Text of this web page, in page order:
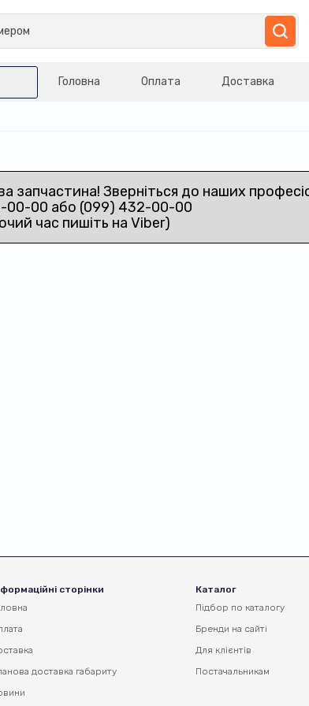
Головна Оплата Доставка
запчастина! Зверніться до наших
00-00 або (099) 432-00-00
час пишіть на Viber)
сторінки
доставка габариту
Каталог
Підбор по каталогу
Бренди на сайті
Для клієнтів
Постачальникам